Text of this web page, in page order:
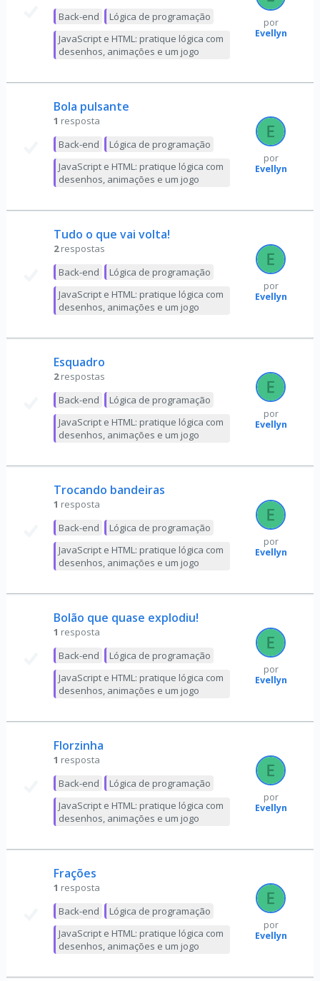
Back-end
Lógica de programação
JavaScript e HTML: pratique lógica com
desenhos, animações e um jogo
por
Evellyn
Bola pulsante
1 resposta
Back-end
Lógica de programação
JavaScript e HTML: pratique lógica com
desenhos, animações e um jogo
por
Evellyn
Tudo o que vai volta!
2 respostas
Back-end
Lógica de programação
JavaScript e HTML: pratique lógica com
desenhos, animações e um jogo
por
Evellyn
Esquadro
2 respostas
Back-end
Lógica de programação
JavaScript e HTML: pratique lógica com
desenhos, animações e um jogo
por
Evellyn
Trocando bandeiras
1 resposta
Back-end
Lógica de programação
JavaScript e HTML: pratique lógica com
desenhos, animações e um jogo
por
Evellyn
Bolão que quase explodiu!
1 resposta
Back-end
Lógica de programação
JavaScript e HTML: pratique lógica com
desenhos, animações e um jogo
por
Evellyn
Florzinha
1 resposta
Back-end
Lógica de programação
JavaScript e HTML: pratique lógica com
desenhos, animações e um jogo
por
Evellyn
Frações
1 resposta
Back-end
Lógica de programação
JavaScript e HTML: pratique lógica com
desenhos, animações e um jogo
por
Evellyn